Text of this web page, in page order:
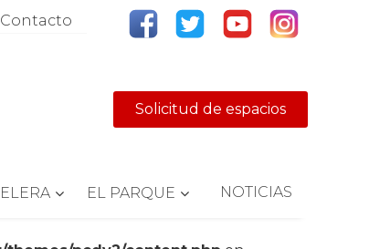
Contacto
Solicitud de espacios
EL PARQUE NOTICIAS